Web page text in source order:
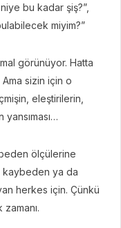
bu kadar şiş?”,
miyim?”
görünüyor. Hatta
sizin için o
eleştirilerin,
ölçülerine
kaybeden ya da
herkes için. Çünkü